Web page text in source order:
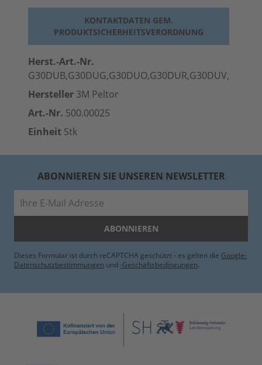
KONTAKTDATEN GEM.
PRODUKTSICHERHEITSVERORDNUNG
Herst.-Art.-Nr.
Hersteller 3M Peltor
Art.-Nr. 500.00025
Einheit Stk
ABONNIEREN SIE UNSEREN NEWSLETTER
ABONNIEREN
Dieses Formular ist durch reCAPTCHA geschützt - es gelten die Google-
Datenschutzbestimmungen und -Geschäftsbedingungen.